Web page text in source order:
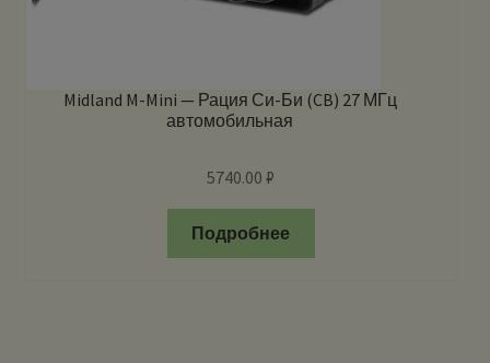
Midland M-Mini — Рация Си-Би (CB) 27 МГц
автомобильная
5740.00₽
Подробнее